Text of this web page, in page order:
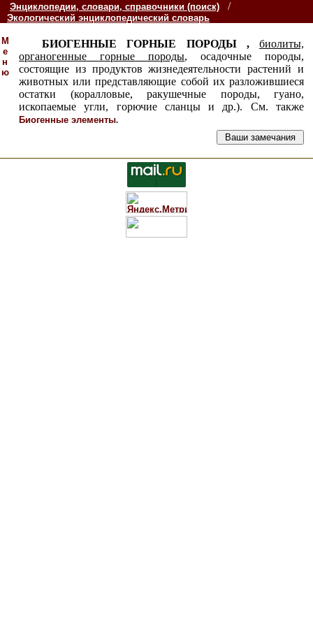
Энциклопедии, словари, справочники (поиск) /
Экологический энциклопедический словарь
М
е
н
ю
БИОГЕННЫЕ ГОРНЫЕ ПОРОДЫ , биолиты,
органогенные горные породы, осадочные породы,
состоящие из продуктов жизнедеятельности растений и
животных или представляющие собой их разложившиеся
остатки (коралловые, ракушечные породы, гуано,
ископаемые угли, горючие сланцы и др.). См. также
Биогенные элементы.